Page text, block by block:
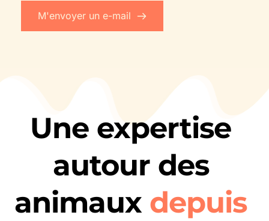
M'envoyer un e-mail
Une expertise
autour des
animaux depuis